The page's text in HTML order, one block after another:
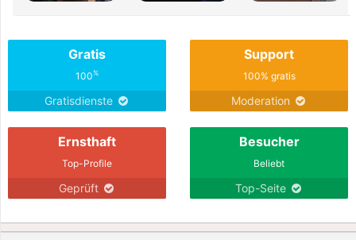
Gratis
100%
Gratisdienste
Support
100% gratis
Moderation
Ernsthaft
Top-Profile
Geprüft
Besucher
Beliebt
Top-Seite